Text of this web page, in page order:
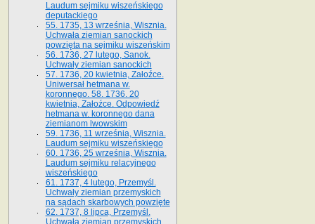
Laudum sejmiku wiszeńskiego
deputackiego
55. 1735, 13 września, Wisznia.
Uchwała ziemian sanockich
powzięta na sejmiku wiszeńskim
56. 1736, 27 lutego, Sanok.
Uchwały ziemian sanockich
57. 1736, 20 kwietnia, Załoźce.
Uniwersał hetmana w.
koronnego. 58. 1736. 20
kwietnia, Załoźce. Odpowiedź
hetmana w. koronnego dana
ziemianom lwowskim
59. 1736, 11 września, Wisznia.
Laudum sejmiku wiszeńskiego
60. 1736, 25 września, Wisznia.
Laudum sejmiku relacyjnego
wiszeńskiego
61. 1737, 4 lutego, Przemyśl.
Uchwały ziemian przemyskich
na sądach skarbowych powzięte
62. 1737, 8 lipca, Przemyśl.
Uchwała ziemian przemyskich